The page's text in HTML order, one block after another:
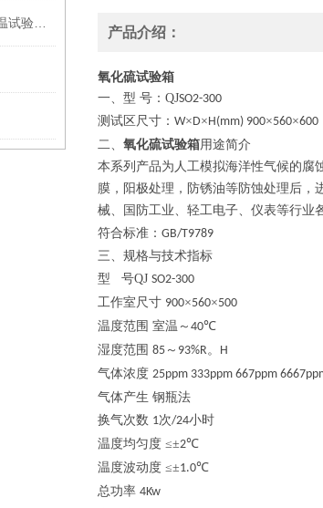
产品介绍：
氧化硫试验箱
一、型 号：QJSO2-300
测试区尺寸： W×D×H(mm) 900×560×600
二、 氧化硫试验箱用途简介
本系列产品为人工模拟海洋性气候的腐
膜，阳极处理，防锈油等防蚀处理后，
械、国防工业、轻工电子、仪表等行业
符合标准： GB/T9789
三、规格与技术指标
型
号QJ SO2-300
工作室尺寸 900×560×500
温度范围 室温～ 40℃
湿度范围 85 ～ 93%R。 H
气体浓度 25ppm 333ppm 667ppm
气体产生 钢瓶法
换气次数 1次/24小时
温度均匀度 ≤±2℃
温度波动度 ≤±1.0℃
总功率 4Kw